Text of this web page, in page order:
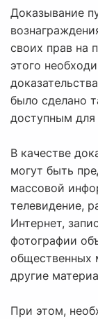
Доказывание
своих прав на
этого
было сделано
доступным для
В качестве
могут быть
массовой
телевидение,
Интернет,
фотографии
общественных
другие
При этом,